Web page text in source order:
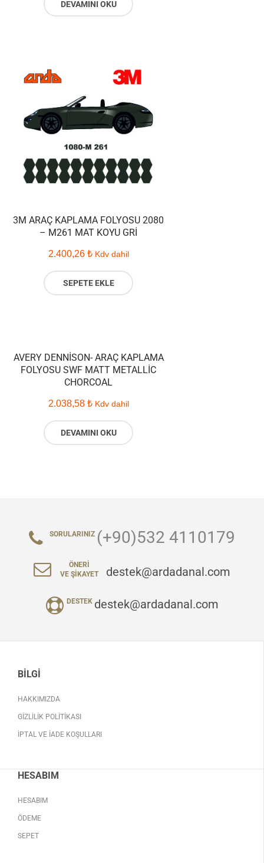
DEVAMINI OKU
3M ARAÇ KAPLAMA FOLYOSU 2080
– M261 MAT KOYU GRI
2.400,26 ₺ Kdv dahil
SEPETE EKLE
AVERY DENNISON- ARAÇ KAPLAMA
FOLYOSU SWF MATT METALLIC
CHORCOAL
2.038,58 ₺ Kdv dahil
DEVAMINI OKU
SORULARINIZ (+90)532 4110179
ÖNERI
VE ŞIKAYET
destek@ardadanal.com
DESTEK destek@ardadanal.com
BILGI
HAKKIMIZDA
GIZLILIK POLITIKASI
İPTAL VE İADE KOŞULLARI
HESABIM
HESABIM
ÖDEME
SEPET